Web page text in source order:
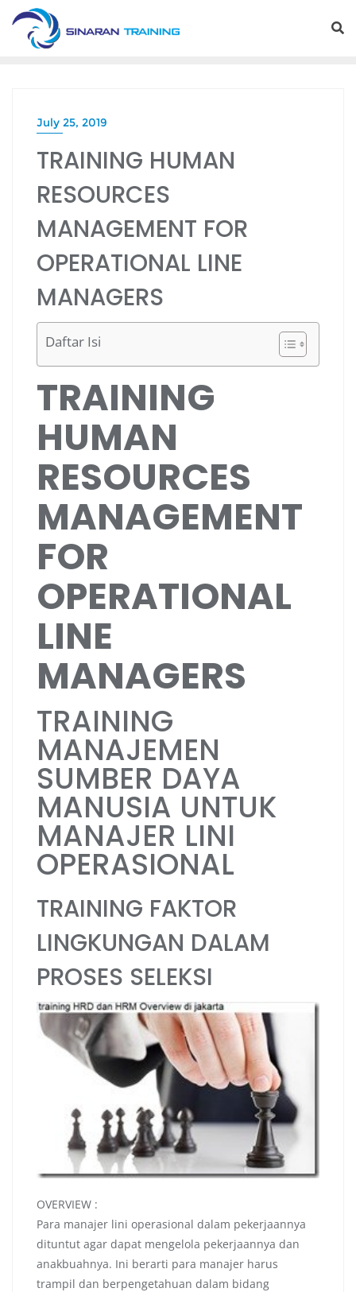
Skip
content
July 25, 2019
TRAINING HUMAN
RESOURCES
MANAGEMENT FOR
OPERATIONAL LINE
MANAGERS
Daftar Isi
TRAINING
HUMAN
RESOURCES
MANAGEMENT
FOR
OPERATIONAL
LINE
MANAGERS
TRAINING
MANAJEMEN
SUMBER DAYA
MANUSIA UNTUK
MANAJER LINI
OPERASIONAL
TRAINING FAKTOR
LINGKUNGAN DALAM
PROSES SELEKSI
OVERVIEW :
Para manajer lini operasional dalam pekerjaannya
dituntut agar dapat mengelola pekerjaannya dan
anakbuahnya. Ini berarti para manajer harus
trampil dan berpengetahuan dalam bidang